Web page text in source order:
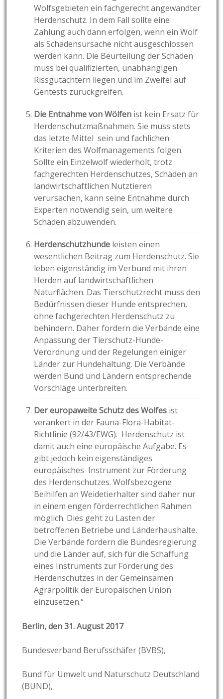
Wolfsgebieten ein fachgerecht angewandter
Herdenschutz. In dem Fall sollte eine
Zahlung auch dann erfolgen, wenn ein Wolf
als Schadensursache nicht ausgeschlossen
werden kann. Die Beurteilung der Schäden
muss bei qualifizierten, unabhängigen
Rissgutachtern liegen und im Zweifel auf
Gentests zurückgreifen.
Die Entnahme von Wölfen ist kein Ersatz für
Herdenschutzmaßnahmen. Sie muss stets
das letzte Mittel sein und fachlichen
Kriterien des Wolfmanagements folgen.
Sollte ein Einzelwolf wiederholt, trotz
fachgerechten Herdenschutzes, Schäden an
landwirtschaftlichen Nutztieren
verursachen, kann seine Entnahme durch
Experten notwendig sein, um weitere
Schäden abzuwenden.
Herdenschutzhunde leisten einen
wesentlichen Beitrag zum Herdenschutz. Sie
leben eigenständig im Verbund mit ihren
Herden auf landwirtschaftlichen
Naturflächen. Das Tierschutzrecht muss den
Bedürfnissen dieser Hunde entsprechen,
ohne fachgerechten Herdenschutz zu
behindern. Daher fordern die Verbände eine
Anpassung der Tierschutz-Hunde-
Verordnung und der Regelungen einiger
Länder zur Hundehaltung. Die Verbände
werden Bund und Ländern entsprechende
Vorschläge unterbreiten.
Der europaweite Schutz des Wolfes ist
verankert in der Fauna-Flora-Habitat-
Richtlinie (92/43/EWG). Herdenschutz ist
damit auch eine europäische Aufgabe. Es
gibt jedoch kein eigenständiges
europäisches Instrument zur Förderung
des Herdenschutzes. Wolfsbezogene
Beihilfen an Weidetierhalter sind daher nur
in einem engen förderrechtlichen Rahmen
möglich. Dies geht zu Lasten der
betroffenen Betriebe und Länderhaushalte.
Die Verbände fordern die Bundesregierung
und die Länder auf, sich für die Schaffung
eines Instruments zur Förderung des
Herdenschutzes in der Gemeinsamen
Agrarpolitik der Europäischen Union
einzusetzen.“
Berlin, den 31. August 2017
Bundesverband Berufsschäfer (BVBS),
Bund für Umwelt und Naturschutz Deutschland
(BUND),